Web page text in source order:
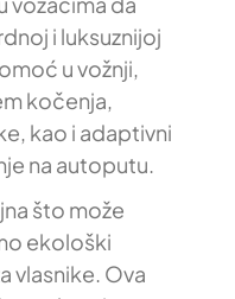
i luksuznijoj
u vožnji,
kočenja,
kao i adaptivni
na autoputu.
što može
ekološki
vlasnike. Ova